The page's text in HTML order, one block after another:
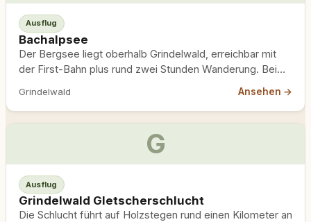
Ausflug
Bachalpsee
Der Bergsee liegt oberhalb Grindelwald, erreichbar mit
der First-Bahn plus rund zwei Stunden Wanderung. Bei
Grindelwald Ansehen →
G
Ausflug
Grindelwald Gletscherschlucht
Die Schlucht führt auf Holzstegen rund einen Kilometer an